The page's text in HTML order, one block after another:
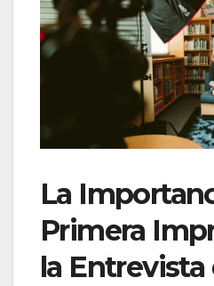
La
Primera
la Entrevista